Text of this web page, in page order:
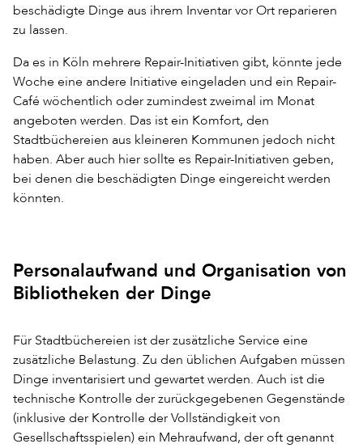
beschädigte Dinge aus ihrem Inventar vor Ort reparieren
zu lassen.
Da es in Köln mehrere Repair-Initiativen gibt, könnte jede
Woche eine andere Initiative eingeladen und ein Repair-
Café wöchentlich oder zumindest zweimal im Monat
angeboten werden. Das ist ein Komfort, den
Stadtbüchereien aus kleineren Kommunen jedoch nicht
haben. Aber auch hier sollte es Repair-Initiativen geben,
bei denen die beschädigten Dinge eingereicht werden
könnten.
Personalaufwand und Organisation von
Bibliotheken der Dinge
Für Stadtbüchereien ist der zusätzliche Service eine
zusätzliche Belastung. Zu den üblichen Aufgaben müssen
Dinge inventarisiert und gewartet werden. Auch ist die
technische Kontrolle der zurückgegebenen Gegenstände
(inklusive der Kontrolle der Vollständigkeit von
Gesellschaftsspielen) ein Mehraufwand, der oft genannt